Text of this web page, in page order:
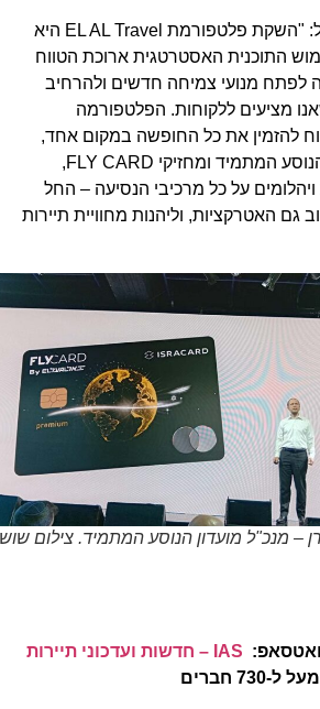
מנכ"ל אל על: "השקת פלטפורמת EL AL Travel היא
התוכנית האסטרטגית ארוכת הטווח
מנועי צמיחה חדשים ולהרחיב
מציעים ללקוחות. הפלטפורמה
את כל החופשה במקום אחד,
ותציע לחברי מועדון הנוסע המתמיד ומחזיקי FLY CARD,
על כל מרכיבי הנסיעה – החל
האטרקציות, וליהנות מחוויית תיירות
מנכ"ל מועדון הנוסע המתמיד. צילום שוש
IAS – חדשות ועדכוני תיירות
חברים